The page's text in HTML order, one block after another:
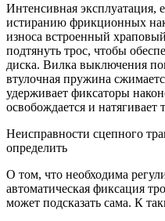
Интенсивная эксплуатация,
истиранию фрикционных
износа встроенный
подтянуть трос, чтобы
диска. Вилка выключения
втулочная пружина
удерживает фиксаторы
освобождается и натягивает
Неисправности сцепного
определить
О том, что необходима
автоматическая фиксация
может подсказать сама. К